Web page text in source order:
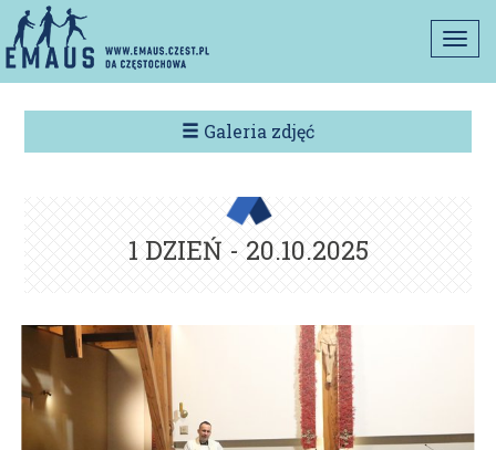
Galeria zdjęć
1 DZIEŃ - 20.10.2025